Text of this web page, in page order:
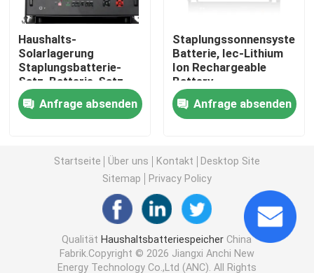
Batterie 48v lifepo4
Batterie des Golfmobil-48V
Solarenergie-Speicherbatterie
Energie-Speicher-Lithium-Batterie
LiFePO4-Akku
Haushalts-
Solarlagerung
Staplungsbatterie-
Satz, Batterie-Satz
Lifepo4 48v 100ah
Anfrage absenden
Staplungssonnensystem-
Batterie, Iec-Lithium
Ion Rechargeable
Battery
Anfrage absenden
Startseite Über uns Kontakt
Desktop Site
Sitemap
Privacy Policy
Qualität Haushaltsbatteriespeicher China
Fabrik.Copyright © 2026 Jiangxi Anchi New
Energy Technology Co.,Ltd (ANC). All Rights